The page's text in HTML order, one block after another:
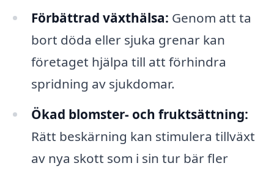
Förbättrad växthälsa: Genom att ta
bort döda eller sjuka grenar kan
företaget hjälpa till att förhindra
spridning av sjukdomar.
Ökad blomster- och fruktsättning:
Rätt beskärning kan stimulera tillväxt
av nya skott som i sin tur bär fler